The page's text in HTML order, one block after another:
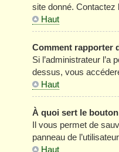
site donné. Contactez
Haut
Comment rapporter
Si l’administrateur
dessus, vous
Haut
À quoi sert le
Il vous permet de
panneau de
Haut